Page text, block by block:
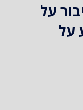
על
על